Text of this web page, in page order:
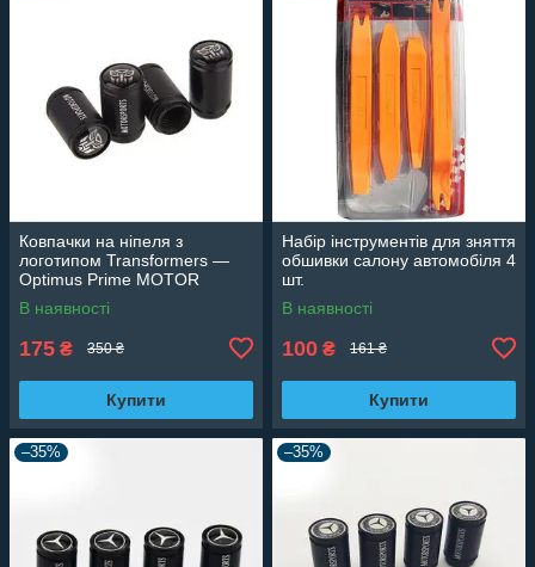
Ковпачки на ніпеля з
логотипом Transformers —
Optimus Prime MOTOR
SPORT
В наявності
175 ₴ 350 ₴
Купити
Набір інструментів для зняття
обшивки салону автомобіля 4
шт.
В наявності
100 ₴ 161 ₴
Купити
–35% –35%